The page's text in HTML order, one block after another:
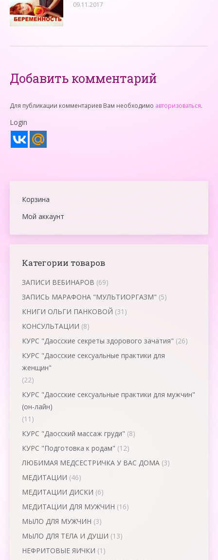
09.11.2017
Добавить комментарий
Для публикации комментариев Вам необходимо авторизоваться.
Login
Корзина
Мой аккаунт
Категории товаров
ЗАПИСИ ВЕБИНАРОВ (69)
ЗАПИСЬ МАРАФОНА "МУЛЬТИОРГАЗМ" (5)
КНИГИ ОЛЬГИ ПАНКОВОЙ (31)
КОНСУЛЬТАЦИИ (8)
КУРС "Даосские секреты здорового зачатия" (26)
КУРС "Даосские сексуальные практики для
женщин"
(22)
КУРС "Даосские сексуальные практики для мужчин"
(он-лайн)
(11)
КУРС "Даосский массаж груди" (8)
КУРС "Подготовка к родам" (12)
ЛЮБИМАЯ МЕДСЕСТРИЧКА У ВАС ДОМА (3)
МЕДИТАЦИИ (46)
МЕДИТАЦИИ ДИСКИ (6)
МЕДИТАЦИИ ДЛЯ МУЖЧИН (16)
МЫЛО ДЛЯ МУЖЧИН (3)
МЫЛО ДЛЯ ТЕЛА И ДУШИ (13)
НЕФРИТОВЫЕ ЯИЧКИ (1)